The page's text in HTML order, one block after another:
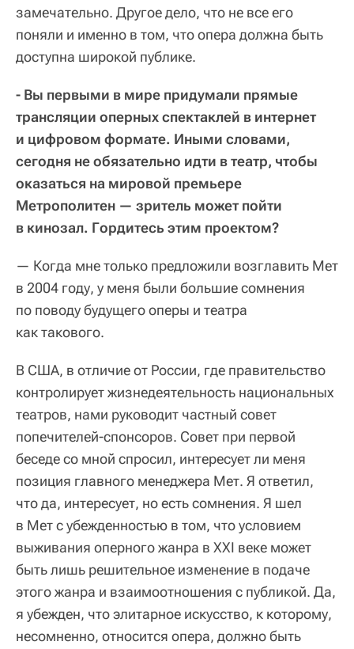
замечательно. Другое дело, что не все его
поняли и именно в том, что опера должна быть
доступна широкой публике.
- Вы первыми в мире придумали прямые
трансляции оперных спектаклей в интернет
и цифровом формате. Иными словами,
сегодня не обязательно идти в театр, чтобы
оказаться на мировой премьере
Метрополитен — зритель может пойти
в кинозал. Гордитесь этим проектом?
— Когда мне только предложили возглавить Мет
в 2004 году, у меня были большие сомнения
по поводу будущего оперы и театра
как такового.
В США, в отличие от России, где правительство
контролирует жизнедеятельность национальных
театров, нами руководит частный совет
попечителей-спонсоров. Совет при первой
беседе со мной спросил, интересует ли меня
позиция главного менеджера Мет. Я ответил,
что да, интересует, но есть сомнения. Я шел
в Мет с убежденностью в том, что условием
выживания оперного жанра в XXI веке может
быть лишь решительное изменение в подаче
этого жанра и взаимоотношения с публикой. Да,
я убежден, что элитарное искусство, к которому,
несомненно, относится опера, должно быть